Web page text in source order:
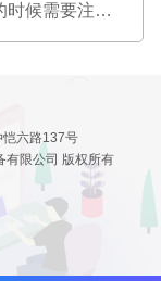
自动铆钉枪在连续工作的时候需要注意什么
恺六路137号
限公司 版权所有